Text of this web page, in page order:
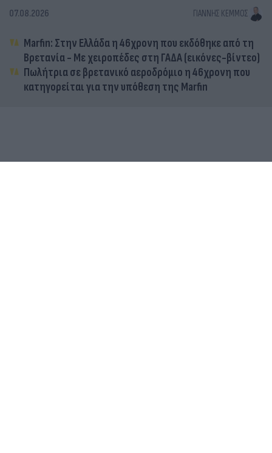
07.08.2026 ΓΙΆΝΝΗΣ ΚΈΜΜΟΣ
Marfin: Στην Ελλάδα η 46χρονη που εκδόθηκε από τη
Βρετανία - Με χειροπέδες στη ΓΑΔΑ (εικόνες-βίντεο)
Πωλήτρια σε βρετανικό αεροδρόμιο η 46χρονη που
κατηγορείται για την υπόθεση της Marfin